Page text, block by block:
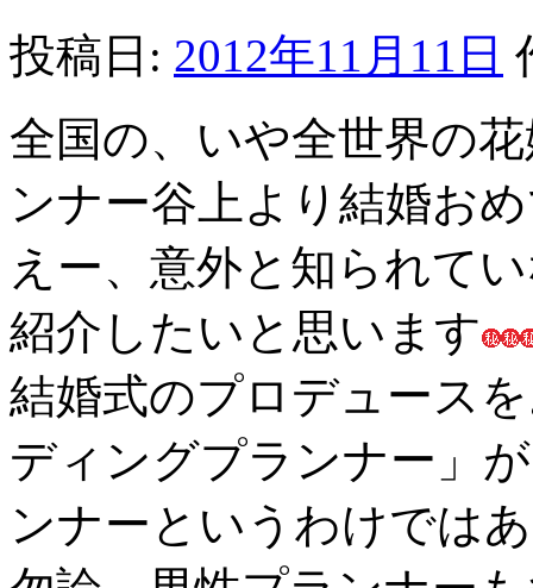
投稿日: 2012年11月11日
全国の、いや全世界の
ンナー谷上より結婚お
えー、意外と知られて
紹介したいと思います
結婚式のプロデュース
ディングプランナー」
ンナーというわけでは